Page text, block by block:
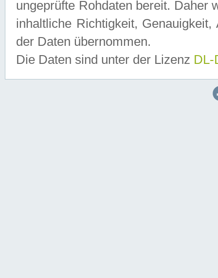
ungeprüfte Rohdaten bereit. Daher
inhaltliche Richtigkeit,
der Daten übernommen.
Die Daten sind unter der Lizenz